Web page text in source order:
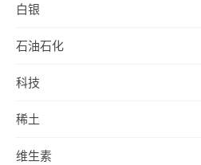
白银
石油石化
科技
稀土
维生素